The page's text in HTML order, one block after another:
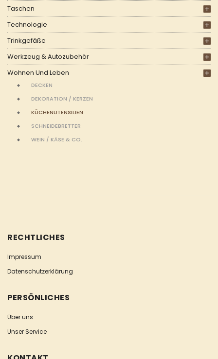
Taschen
Technologie
Trinkgefäße
Werkzeug & Autozubehör
Wohnen Und Leben
DECKEN
DEKORATION / KERZEN
KÜCHENUTENSILIEN
SCHNEIDEBRETTER
WEIN / KÄSE & CO.
RECHTLICHES
Impressum
Datenschutzerklärung
PERSÖNLICHES
Über uns
Unser Service